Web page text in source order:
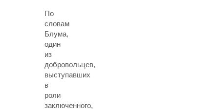
По
словам
Блума,
один
из
добровольцев,
выступавших
в
роли
заключенного,